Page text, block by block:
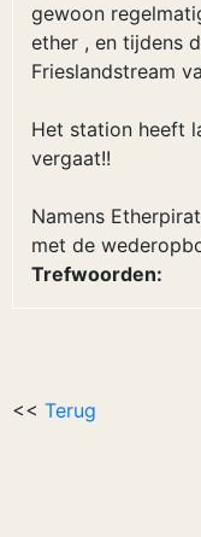
gewoon
ether , en tijdens
Frieslandstream
Het station heeft
vergaat!!
Namens
met de
Trefwoorden:
<< Terug